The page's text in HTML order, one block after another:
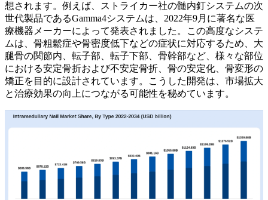
想されます。例えば、ストライカー社の髄内釘システムの次
世代製品であるGamma4システムは、2022年9月に著名な医
療機器メーカーによって発表されました。この高度なシステ
ムは、骨粗鬆症や骨密度低下などの症状に対応するため、大
腿骨の関節内、転子部、転子下部、骨幹部など、様々な部位
における安定骨折および不安定骨折、骨の安定化、骨変形の
矯正を目的に設計されています。こうした開発は、市場拡大
と治療効果の向上につながる可能性を秘めています。